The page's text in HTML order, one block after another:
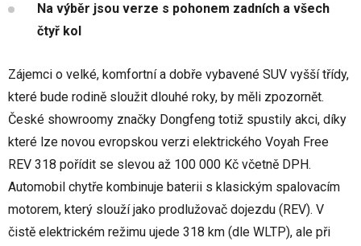
Na výběr jsou verze s pohonem zadních a všech
čtyř kol
Zájemci o velké, komfortní a dobře vybavené SUV vyšší třídy,
které bude rodině sloužit dlouhé roky, by měli zpozornět.
České showroomy značky Dongfeng totiž spustily akci, díky
které lze novou evropskou verzi elektrického Voyah Free
REV 318 pořídit se slevou až 100 000 Kč včetně DPH.
Automobil chytře kombinuje baterii s klasickým spalovacím
motorem, který slouží jako prodlužovač dojezdu (REV). V
čistě elektrickém režimu ujede 318 km (dle WLTP), ale při